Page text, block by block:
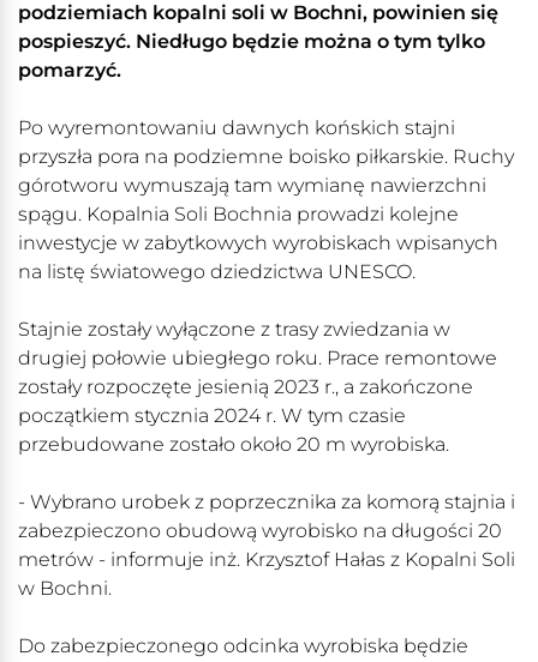
podziemiach kopalni soli w Bochni, powinien się
pospieszyć. Niedługo będzie można o tym tylko
pomarzyć.
Po wyremontowaniu dawnych końskich stajni
przyszła pora na podziemne boisko piłkarskie. Ruchy
górotworu wymuszają tam wymianę nawierzchni
spągu. Kopalnia Soli Bochnia prowadzi kolejne
inwestycje w zabytkowych wyrobiskach wpisanych
na listę światowego dziedzictwa UNESCO.
Stajnie zostały wyłączone z trasy zwiedzania w
drugiej połowie ubiegłego roku. Prace remontowe
zostały rozpoczęte jesienią 2023 r., a zakończone
początkiem stycznia 2024 r. W tym czasie
przebudowane zostało około 20 m wyrobiska.
- Wybrano urobek z poprzecznika za komorą stajnia i
zabezpieczono obudową wyrobisko na długości 20
metrów - informuje inż. Krzysztof Hałas z Kopalni Soli
w Bochni.
Do zabezpieczonego odcinka wyrobiska będzie